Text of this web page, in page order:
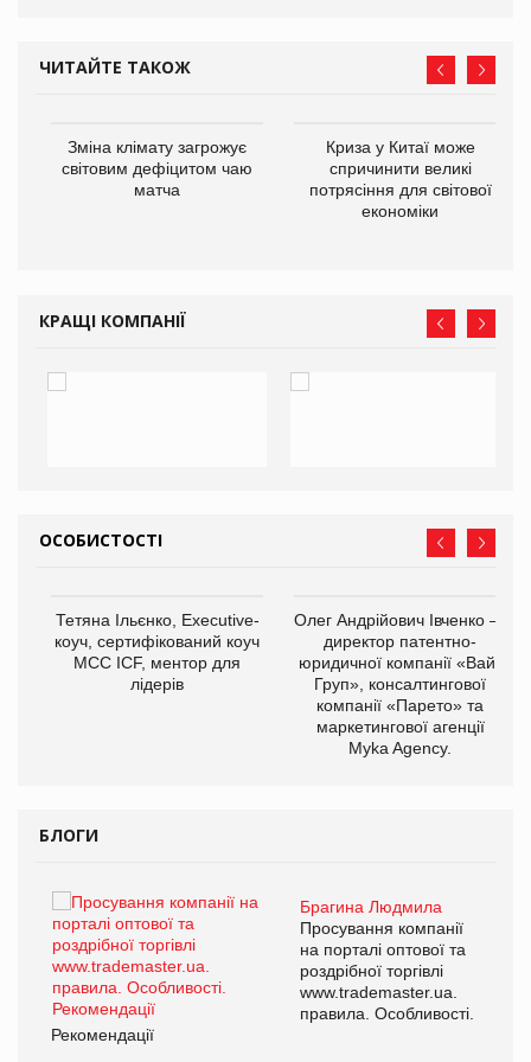
ЧИТАЙТЕ ТАКОЖ
Зміна клімату загрожує
світовим дефіцитом чаю
матча
Криза у Китаї може
спричинити великі
потрясіння для світової
економіки
КРАЩІ КОМПАНІЇ
ОСОБИСТОСТІ
Тетяна Ільєнко, Executive-
коуч, сертифікований коуч
МСС ICF, ментор для
лідерів
Олег Андрійович Івченко —
директор патентно-
юридичної компанії «Вайз
Груп», консалтингової
компанії «Парето» та
маркетингової агенції
Myka Agency.
БЛОГИ
Брагина Людмила
Просування компанії
на порталі оптової та
роздрібної торгівлі
www.trademaster.ua.
правила. Особливості.
Рекомендації